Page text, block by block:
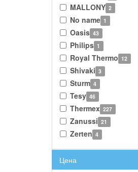
MALLONY 2
No name 1
Oasis 43
Philips 1
Royal Thermo 12
Shivaki 3
Sturm 4
Tesy 46
Thermex 227
Zanussi 21
Zerten 4
Цена